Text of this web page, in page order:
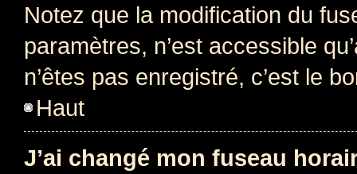
Notez que la modification du
paramètres, n’est accessible
n’êtes pas enregistré, c’est le
Haut
J’ai changé mon fuseau